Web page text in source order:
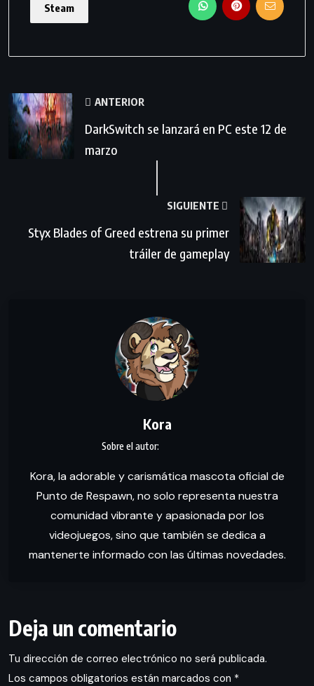
Steam
ANTERIOR
DarkSwitch se lanzará en PC este 12 de
marzo
SIGUIENTE
Styx Blades of Greed estrena su primer
tráiler de gameplay
Kora
Kora, la adorable y carismática mascota oficial de
Punto de Respawn, no solo representa nuestra
comunidad vibrante y apasionada por los
videojuegos, sino que también se dedica a
mantenerte informado con las últimas novedades.
Deja un comentario
Tu dirección de correo electrónico no será publicada.
Los campos obligatorios están marcados con *